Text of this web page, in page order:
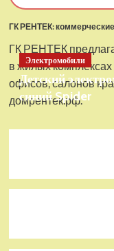
ГК РЕНТЕК:
ГК РЕНТЕК
в жилых
офисов, салонов
домрентек.рф.
Электромобили
Детский
синий Spider